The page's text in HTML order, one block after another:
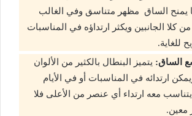
يمنح الساق مظهر متناسق وفي الغالب
كلا الجانبين ويكثر ارتداؤه في المناسبات
للغاية.
الساق: يتميز البنطال بالكثير من الألوان
ارتدائه في المناسبات أو في الأيام
يتناسب معه ارتداء أي عنصر من الأعلى فلا
معين.